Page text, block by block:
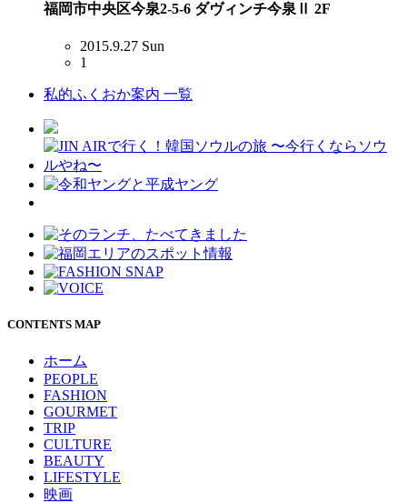
福岡市中央区今泉2-5-6 ダヴィンチ今泉Ⅱ 2F
2015.9.27 Sun
1
私的ふくおか案内 一覧
CONTENTS MAP
ホーム
PEOPLE
FASHION
GOURMET
TRIP
CULTURE
BEAUTY
LIFESTYLE
映画